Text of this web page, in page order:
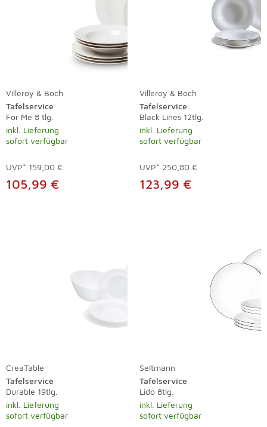
Villeroy & Boch
Tafelservice
For Me 8 tlg.
inkl. Lieferung
sofort verfügbar
UVP* 159,00 €
105,99 €
Villeroy & Boch
Tafelservice
Black Lines 12tlg.
inkl. Lieferung
sofort verfügbar
UVP* 250,80 €
123,99 €
CreaTable
Tafelservice
Durable 19tlg.
inkl. Lieferung
sofort verfügbar
Seltmann
Tafelservice
Lido 8tlg.
inkl. Lieferung
sofort verfügbar